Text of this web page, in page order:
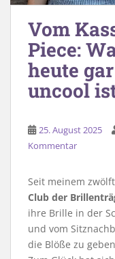
Vom
Piece:
heute
uncool
25. August 2025
Kommentar
Seit meinem
Club der
ihre Brille in der
und vom
die Blöße zu